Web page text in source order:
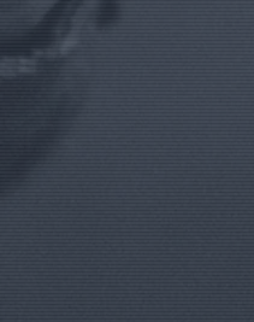
succèssivement à votre
((HELP)) Besoin d'aide ?